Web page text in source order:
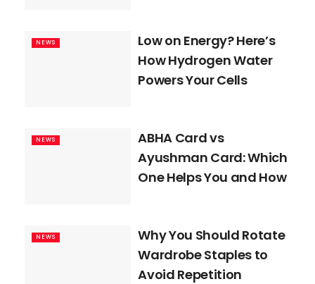
NEWS
Low on Energy? Here’s
How Hydrogen Water
Powers Your Cells
NEWS
ABHA Card vs
Ayushman Card: Which
One Helps You and How
NEWS
Why You Should Rotate
Wardrobe Staples to
Avoid Repetition